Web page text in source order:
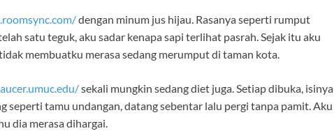
dengan minum jus hijau. Rasanya seperti rumput
satu teguk, aku sadar kenapa sapi terlihat pasrah. Sejak itu aku
membuatku merasa sedang merumput di taman kota.
sekali mungkin sedang diet juga. Setiap dibuka, isinya
seperti tamu undangan, datang sebentar lalu pergi tanpa pamit. Aku
dia merasa dihargai.